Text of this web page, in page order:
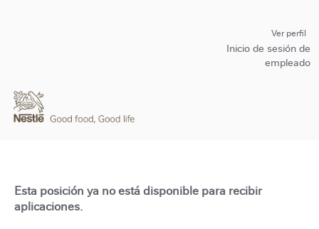
Ver perfil
Inicio de sesión de
empleado
Esta posición ya no está disponible para recibir
aplicaciones.